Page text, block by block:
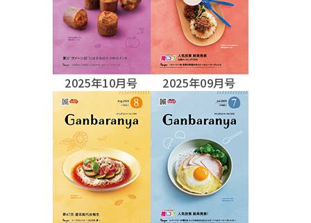
2025年10月号 2025年09月号